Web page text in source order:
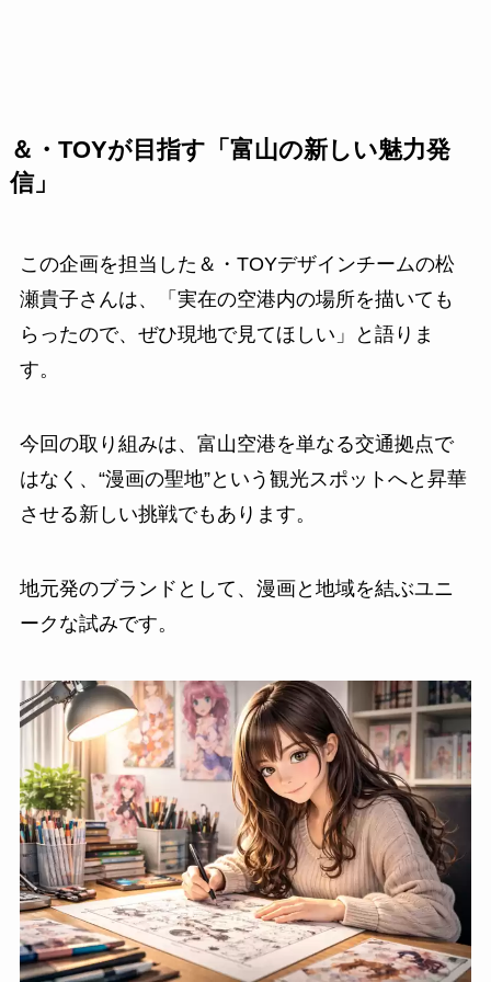
＆・TOYが目指す「富山の新しい魅力発
信」
この企画を担当した＆・TOYデザインチームの松
瀬貴子さんは、「実在の空港内の場所を描いても
らったので、ぜひ現地で見てほしい」と語りま
す。
今回の取り組みは、富山空港を単なる交通拠点で
はなく、“漫画の聖地”という観光スポットへと昇華
させる新しい挑戦でもあります。
地元発のブランドとして、漫画と地域を結ぶユニ
ークな試みです。